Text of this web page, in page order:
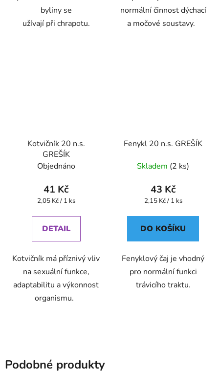
byliny se
užívají při chrapotu.
normální činnost dýchací
a močové soustavy.
Kotvičník 20 n.s.
GREŠÍK
Objednáno
41 Kč
Měrná
2,05 Kč / 1 ks
DETAIL
Kotvičník má příznivý vliv
na sexuální funkce,
adaptabilitu a výkonnost
organismu.
Fenykl 20 n.s. GREŠÍK
Skladem (2 ks)
43 Kč
Měrná
2,15 Kč / 1 ks
DO KOŠÍKU
Fenyklový čaj je vhodný
pro normální funkci
trávicího traktu.
Podobné produkty